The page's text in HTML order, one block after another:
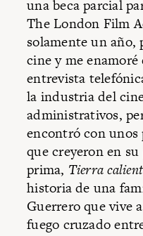
una beca parcial
The London Film
solamente un año,
cine y me
entrevista
la industria del
administrativos,
encontró con unos
que creyeron en
prima, Tierra
historia de una
Guerrero que vive
fuego cruzado